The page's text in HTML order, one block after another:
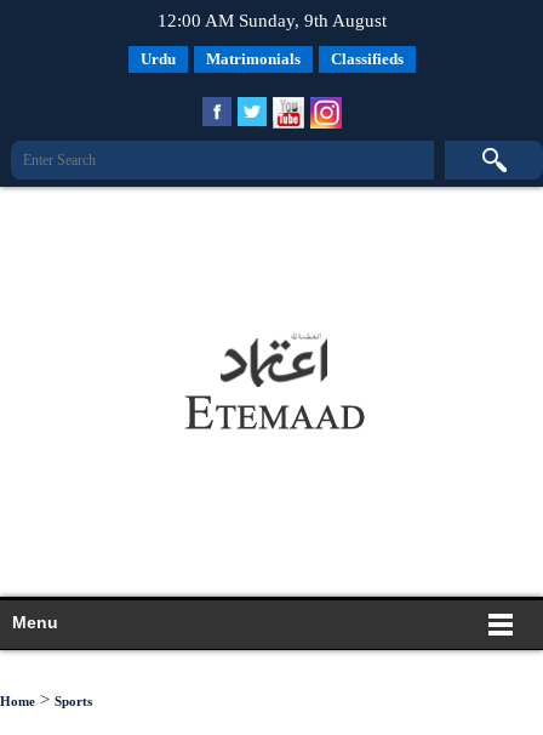
12:00 AM Sunday, 9th August
Urdu Matrimonials Classifieds
Menu
Home > Sports